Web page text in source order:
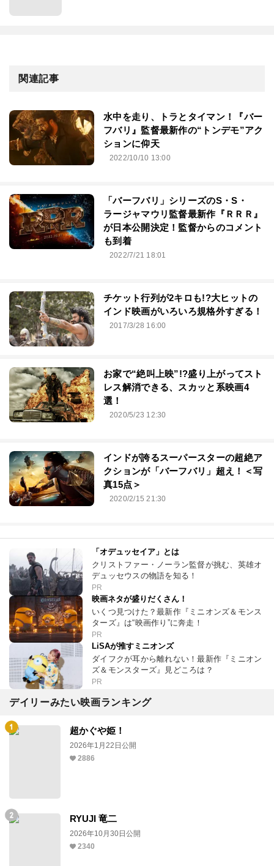
関連記事
水中を走り、トラとタイマン！『バー
フバリ』監督最新作の“トンデモ”アク
ションに仰天
2022/10/10 13:00
「バーフバリ」シリーズのS・S・
ラージャマウリ監督最新作『ＲＲＲ』
が日本公開決定！監督からのコメント
も到着
2022/7/21 18:01
チケット行列が2キロも!?大ヒットの
インド映画がいろいろ規格外すぎる！
2017/3/28 16:00
お家で“絶叫上映”!?盛り上がってスト
レス解消できる、スカッと系映画4
選！
2020/5/23 12:30
インドが誇るスーパースターの超絶ア
クションが「バーフバリ」超え！＜写
真15点＞
2020/2/15 21:30
「オデュッセイア」とは
クリストファー・ノーラン監督が挑む、英雄オ
デュッセウスの物語を知る！
PR
映画ネタが盛りだくさん！
いくつ見つけた？最新作『ミニオンズ＆モンス
ターズ』は“映画作り”に奔走！
PR
LiSAが推すミニオンズ
ダイフクが耳から離れない！最新作『ミニオン
ズ＆モンスターズ』見どころは？
PR
デイリーみたい映画ランキング
超かぐや姫！
2026年1月22日公開
2886
RYUJI 竜二
2026年10月30日公開
2340